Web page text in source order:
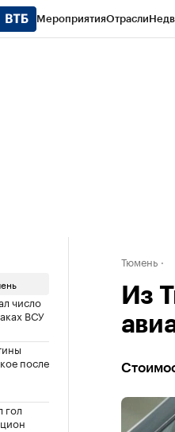
МероприятияОтрасли
число
ВСУ
после
гол
Тюмень
Из